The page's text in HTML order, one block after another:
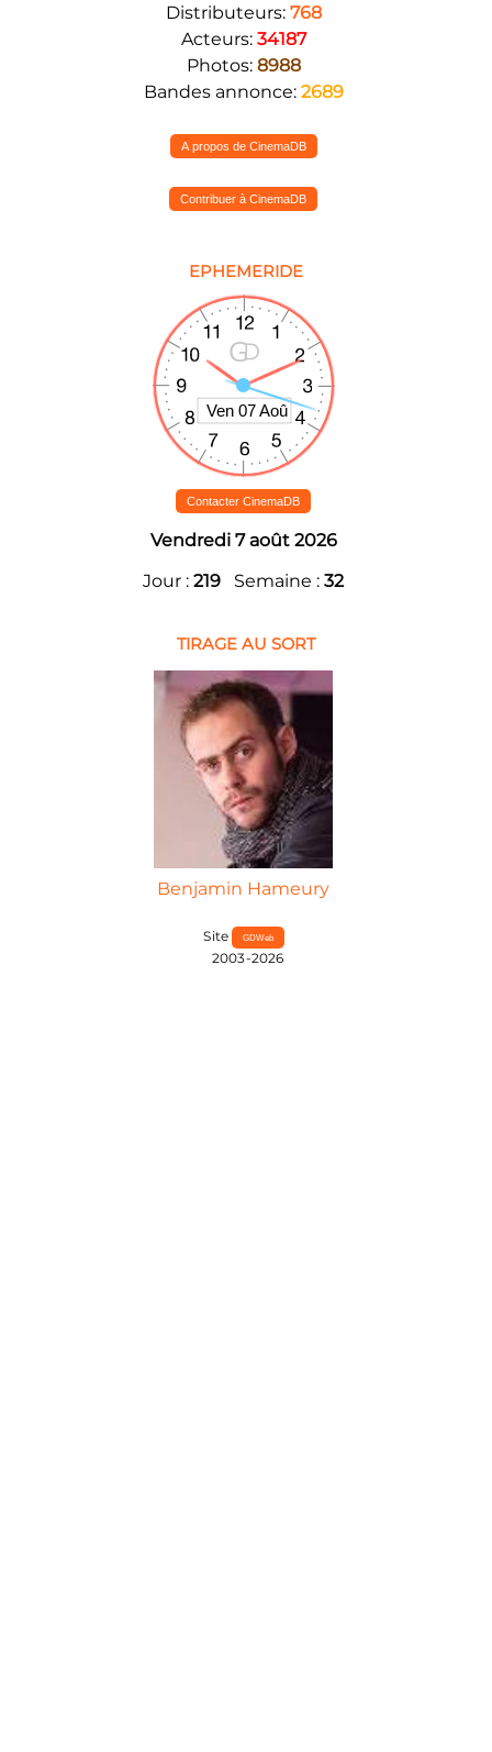
Distributeurs: 768
Acteurs: 34187
Photos: 8988
Bandes annonce: 2689
A propos de CinemaDB
Contribuer à CinemaDB
EPHEMERIDE
Contacter CinemaDB
Vendredi 7 août 2026
Jour : 219 Semaine : 32
TIRAGE AU SORT
Benjamin Hameury
Site GDWeb
2003-2026